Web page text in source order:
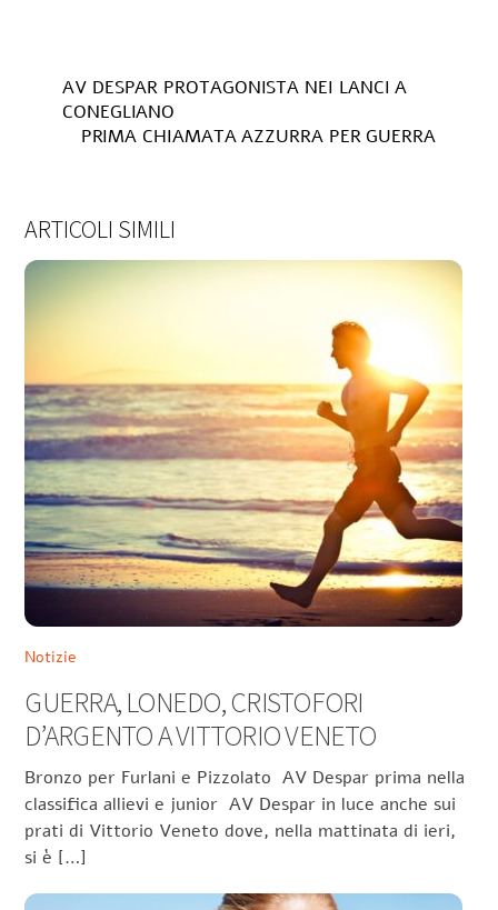
AV DESPAR PROTAGONISTA NEI LANCI A
CONEGLIANO
PRIMA CHIAMATA AZZURRA PER GUERRA
ARTICOLI SIMILI
Notizie
GUERRA, LONEDO, CRISTOFORI
D’ARGENTO A VITTORIO VENETO
Bronzo per Furlani e Pizzolato AV Despar prima nella
classifica allievi e junior AV Despar in luce anche sui
prati di Vittorio Veneto dove, nella mattinata di ieri,
si è […]